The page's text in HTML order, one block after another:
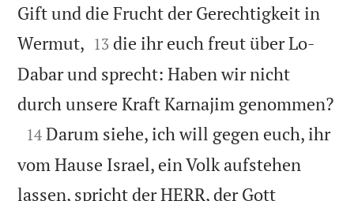
Gift und die Frucht der Gerechtigkeit in
Wermut, 

13 die ihr euch freut über Lo-
Dabar und sprecht: Haben wir nicht
durch unsere Kraft Karnajim genommen?

14 Darum siehe, ich will gegen euch, ihr
vom Hause Israel, ein Volk aufstehen
lassen, spricht der HERR, der Gott